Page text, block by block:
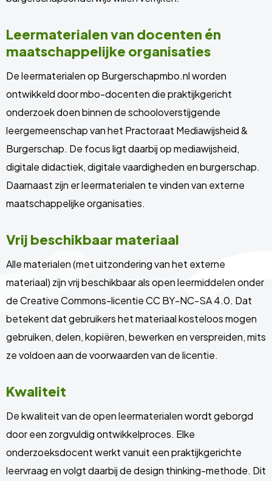
Leermaterialen van docenten én
maatschappelijke organisaties
De leermaterialen op Burgerschapmbo.nl worden
ontwikkeld door mbo-docenten die praktijkgericht
onderzoek doen binnen de schooloverstijgende
leergemeenschap van het Practoraat Mediawijsheid &
Burgerschap. De focus ligt daarbij op mediawijsheid,
digitale didactiek, digitale vaardigheden en burgerschap.
Daarnaast zijn er leermaterialen te vinden van externe
maatschappelijke organisaties.
Vrij beschikbaar materiaal
Alle materialen (met uitzondering van het externe
materiaal) zijn vrij beschikbaar als open leermiddelen onder
de Creative Commons-licentie CC BY-NC-SA 4.0. Dat
betekent dat gebruikers het materiaal kosteloos mogen
gebruiken, delen, kopiëren, bewerken en verspreiden, mits
ze voldoen aan de voorwaarden van de licentie.
Kwaliteit
De kwaliteit van de open leermaterialen wordt geborgd
door een zorgvuldig ontwikkelproces. Elke
onderzoeksdocent werkt vanuit een praktijkgerichte
leervraag en volgt daarbij de design thinking-methode. Dit